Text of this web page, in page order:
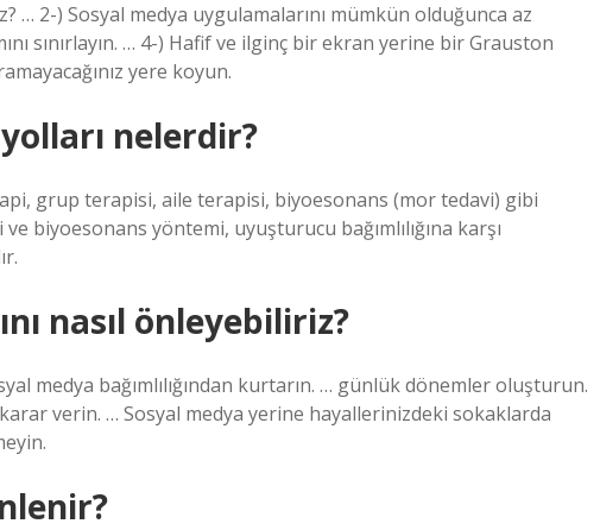
… 2-) Sosyal medya uygulamalarını mümkün olduğunca az
sınırlayın. … 4-) Hafif ve ilginç bir ekran yerine bir Grauston
yere koyun.
nelerdir?
grup terapisi, aile terapisi, biyoesonans (mor tedavi) gibi
biyoesonans yöntemi, uyuşturucu bağımlılığına karşı
nasıl önleyebiliriz?
medya bağımlılığından kurtarın. … günlük dönemler oluşturun.
verin. … Sosyal medya yerine hayallerinizdeki sokaklarda